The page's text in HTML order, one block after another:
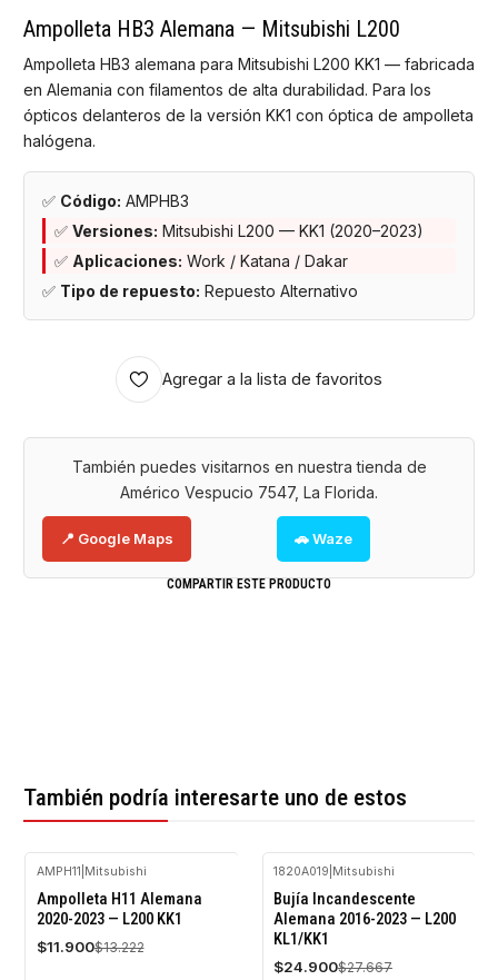
Ampolleta HB3 Alemana — Mitsubishi L200
Ampolleta HB3 alemana para Mitsubishi L200 KK1 — fabricada
en Alemania con filamentos de alta durabilidad. Para los
ópticos delanteros de la versión KK1 con óptica de ampolleta
halógena.
✅ Código: AMPHB3
✅ Versiones: Mitsubishi L200 — KK1 (2020–2023)
✅ Aplicaciones: Work / Katana / Dakar
✅ Tipo de repuesto: Repuesto Alternativo
Agregar a la lista de favoritos
También puedes visitarnos en nuestra tienda de
Américo Vespucio 7547, La Florida.
📍 Google Maps 🚗 Waze
COMPARTIR ESTE PRODUCTO
También podría interesarte uno de estos
-10%
OFF
AMPH11 Mitsubishi
Ampolleta H11 Alemana
2020-2023 — L200 KK1
$11.900$13.222
-10%
OFF
1820A019 Mitsubishi
Bujía Incandescente
Alemana 2016-2023 — L200
KL1/KK1
$24.900$27.667